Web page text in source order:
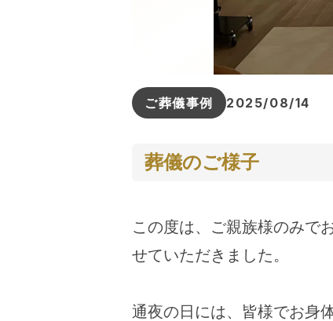
ご葬儀事例 2025/08/14
葬儀のご様子
この度は、ご親族様のみで
せていただきました。
通夜の日には、皆様でお身